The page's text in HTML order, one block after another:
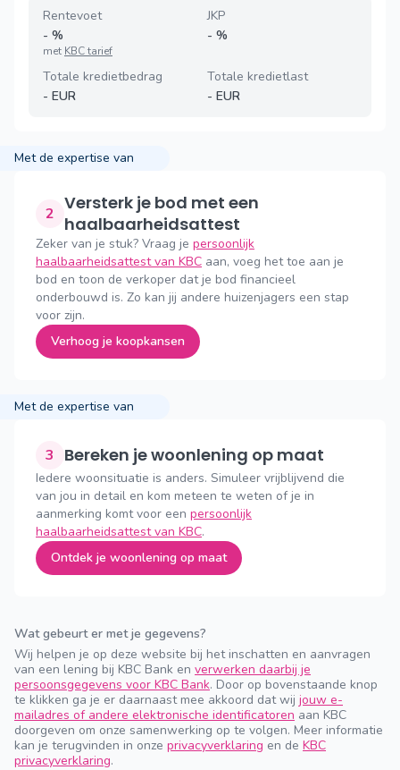
Rentevoet
- %
met KBC tarief
JKP
- %
Totale kredietbedrag
- EUR
Totale kredietlast
- EUR
Met de expertise van
2 Versterk je bod met een
haalbaarheidsattest
Zeker van je stuk? Vraag je persoonlijk
haalbaarheidsattest van KBC aan, voeg het toe aan je
bod en toon de verkoper dat je bod financieel
onderbouwd is. Zo kan jij andere huizenjagers een stap
voor zijn.
Verhoog je koopkansen
Met de expertise van
3 Bereken je woonlening op maat
Iedere woonsituatie is anders. Simuleer vrijblijvend die
van jou in detail en kom meteen te weten of je in
aanmerking komt voor een persoonlijk
haalbaarheidsattest van KBC.
Ontdek je woonlening op maat
Wat gebeurt er met je gegevens?
Wij helpen je op deze website bij het inschatten en aanvragen
van een lening bij KBC Bank en verwerken daarbij je
persoonsgegevens voor KBC Bank. Door op bovenstaande knop
te klikken ga je er daarnaast mee akkoord dat wij jouw e-
mailadres of andere elektronische identificatoren aan KBC
doorgeven om onze samenwerking op te volgen. Meer informatie
kan je terugvinden in onze privacyverklaring en de KBC
privacyverklaring.